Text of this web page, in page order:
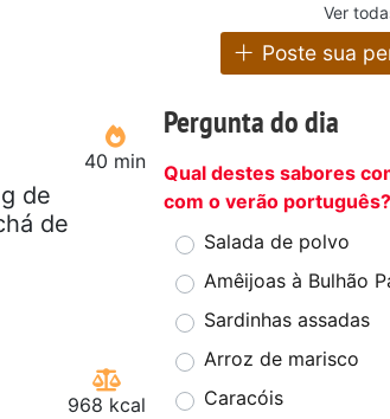
40 min
de
de
968 kcal
Ver
Poste sua
Pergunta do dia
Qual destes sabores
com o verão português?
Salada de polvo
Amêijoas à Bulhão
Sardinhas assadas
Arroz de marisco
Caracóis